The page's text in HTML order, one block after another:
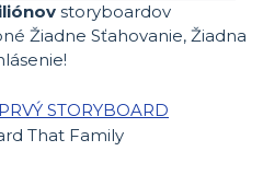
storyboardov
Žiadne Sťahovanie, Žiadna
STORYBOARD